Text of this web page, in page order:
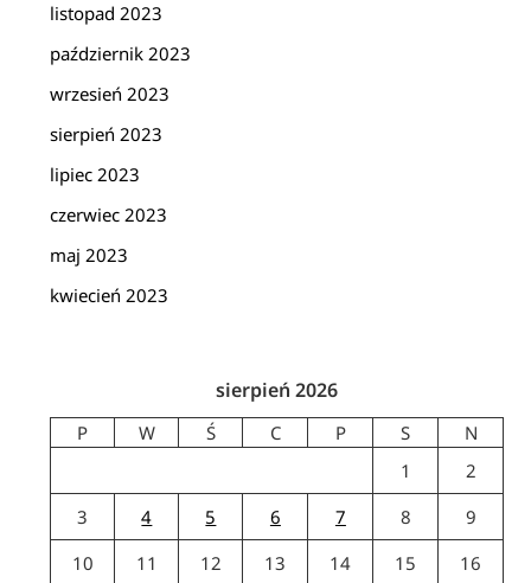
listopad 2023
październik 2023
wrzesień 2023
sierpień 2023
lipiec 2023
czerwiec 2023
maj 2023
kwiecień 2023
sierpień 2026
P W Ś C P S
N
1
2
3
4 5 6 7 8
9
10
11 12 13 14 15 16